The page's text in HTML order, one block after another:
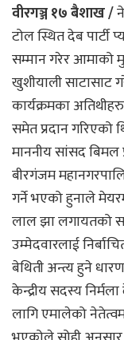
वीरगञ्ज १७ बैशाख /
टोल स्थित देब पार्टी
सम्मान गरेर आमाको
खुशीयाली साटासाट
कार्यक्रमका
समेत प्रदान गरिएको
माननीय सांसद बिमल
बीरगंजम
गर्ने भएको हुनाले
लाल झा लगायतको
उम्मेदवारलाई
बेथिती अन्त्य हुने
केन्द्रीय सदस्य
लागि एमालेको